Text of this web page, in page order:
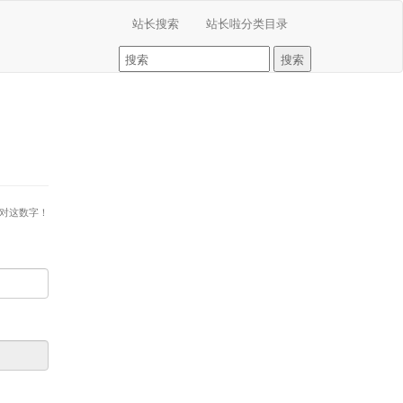
站长搜索 站长啦分类目录
这数字！